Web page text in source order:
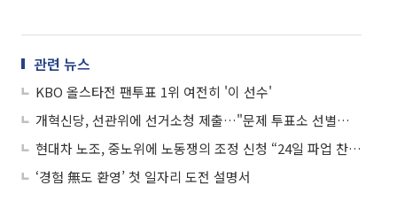
관련 뉴스
KBO 올스타전 팬투표 1위 여전히 '이 선수'
개혁신당, 선관위에 선거소청 제출…"문제 투표소 선별적 재선거해야"
현대차 노조, 중노위에 노동쟁의 조정 신청 “24일 파업 찬반투표”
‘경험 無도 환영’ 첫 일자리 도전 설명서